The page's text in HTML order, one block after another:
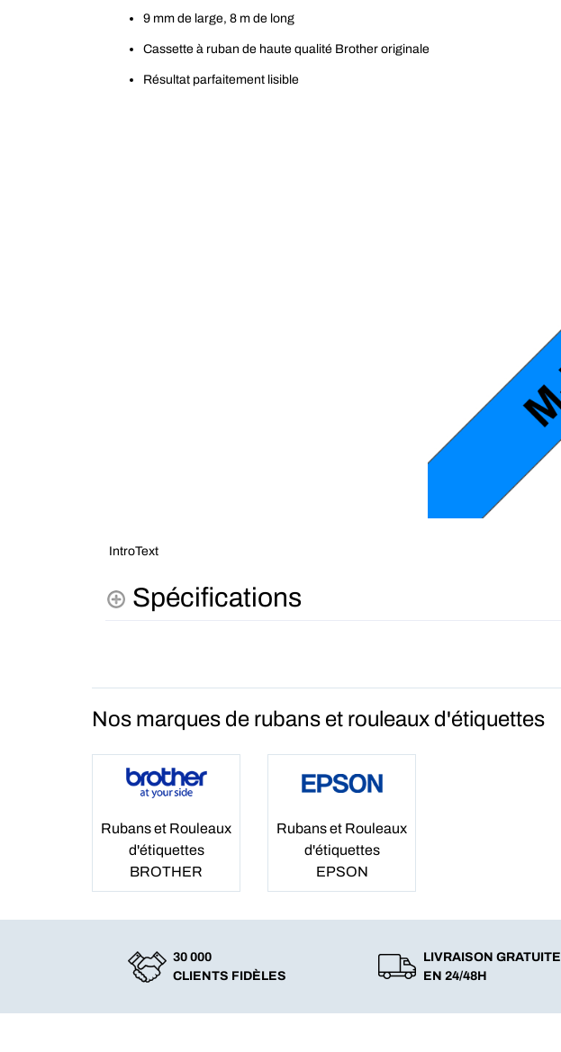
9 mm de large, 8 m de long
Cassette à ruban de haute qualité Brother originale
Résultat parfaitement lisible
IntroText
Spécifications
Nos marques de rubans et rouleaux d'étiquettes
Rubans et Rouleaux
d'étiquettes
BROTHER
Rubans et Rouleaux
d'étiquettes
EPSON
30 000
CLIENTS FIDÈLES
LIVRAISON GRATUITE
EN 24/48H